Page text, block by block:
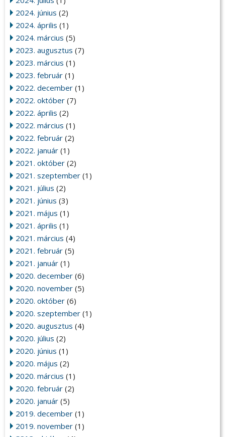
2024. június (2)
2024. április (1)
2024. március (5)
2023. augusztus (7)
2023. március (1)
2023. február (1)
2022. december (1)
2022. október (7)
2022. április (2)
2022. március (1)
2022. február (2)
2022. január (1)
2021. október (2)
2021. szeptember (1)
2021. július (2)
2021. június (3)
2021. május (1)
2021. április (1)
2021. március (4)
2021. február (5)
2021. január (1)
2020. december (6)
2020. november (5)
2020. október (6)
2020. szeptember (1)
2020. augusztus (4)
2020. július (2)
2020. június (1)
2020. május (2)
2020. március (1)
2020. február (2)
2020. január (5)
2019. december (1)
2019. november (1)